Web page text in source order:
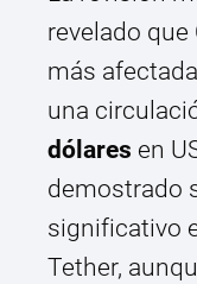
revelado que
más
una
dólares en
demostrado
significativo
Tether,